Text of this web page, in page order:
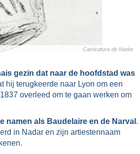
Carricature de Nadar
gezin dat naar de hoofdstad was
hij terugkeerde naar Lyon om een
overleed om te gaan werken om
namen als Baudelaire en de Narval .
in Nadar en zijn artiestennaam